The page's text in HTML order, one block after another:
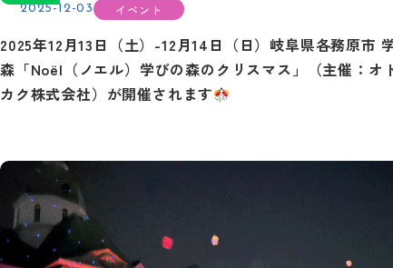
2025-12-03 イベント
2025年12月13日（土）-12月14日（日）岐阜県各務原市
森「Noël（ノエル）学びの森のクリスマス」（主催：オ
カク株式会社）が開催されます